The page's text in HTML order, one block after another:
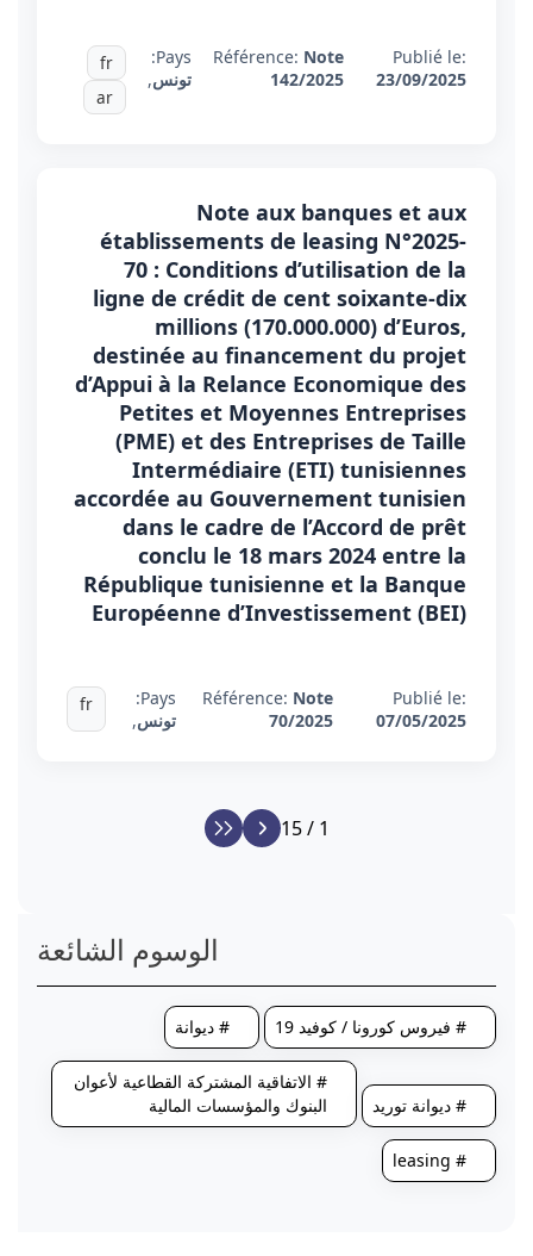
Publié le:
23/09/2025
Référence: Note
142/2025
Pays:
تونس,
fr
ar
Note aux banques et aux
établissements de leasing N°2025-
70 : Conditions d’utilisation de la
ligne de crédit de cent soixante-dix
millions (170.000.000) d’Euros,
destinée au financement du projet
d’Appui à la Relance Economique des
Petites et Moyennes Entreprises
(PME) et des Entreprises de Taille
Intermédiaire (ETI) tunisiennes
accordée au Gouvernement tunisien
dans le cadre de l’Accord de prêt
conclu le 18 mars 2024 entre la
République tunisienne et la Banque
Européenne d’Investissement (BEI)
Publié le:
07/05/2025
Référence: Note
70/2025
Pays:
تونس,
fr
1 / 15
الوسوم الشائعة
# فيروس كورونا / كوفيد 19 # ديوانة
# ديوانة توريد
# الاتفاقية المشتركة القطاعية لأعوان
البنوك والمؤسسات المالية
# leasing